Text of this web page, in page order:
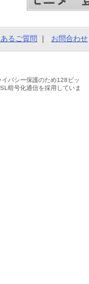
るご質問 お問合わせ
イバシー保護のため128ビッ
暗号化通信を採用していま